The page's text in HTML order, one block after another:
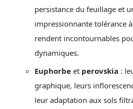
persistance du feuillage et
impressionnante tolérance
rendent incontournables
dynamiques.
Euphorbe et perovskia :
graphique, leurs
leur adaptation aux sols